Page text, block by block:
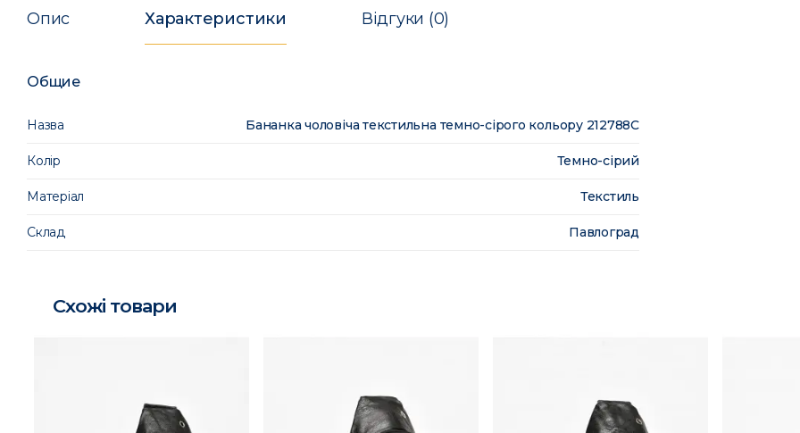
Опис Характеристики Відгуки (0)
Общие
Назва Бананка чоловіча текстильна темно-сірого кольору 212788C
Колір Темно-сірий
Матеріал Текстиль
Склад Павлоград
Схожі товари